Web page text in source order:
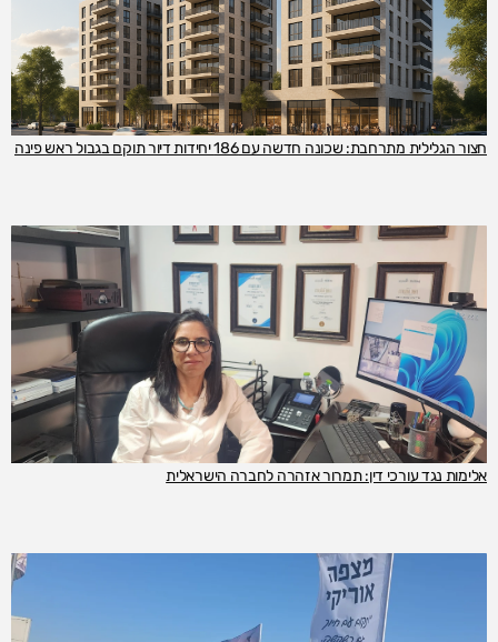
חצור הגלילית מתרחבת: שכונה חדשה עם 186 יחידות דיור תוקם בגבול ראש פינה
אלימות נגד עורכי דין: תמרור אזהרה לחברה הישראלית